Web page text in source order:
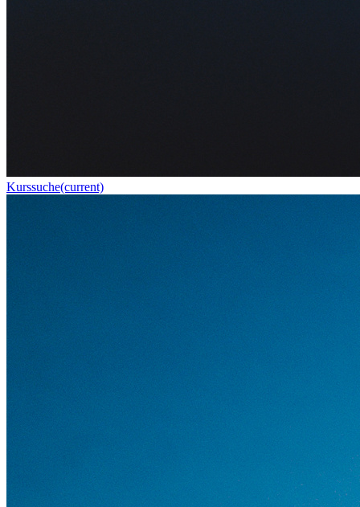
Kurssuche(current)